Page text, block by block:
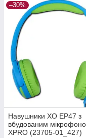
–30%
Навушники XO EP47 з
вбудованим
XPRO (23705-01_427)